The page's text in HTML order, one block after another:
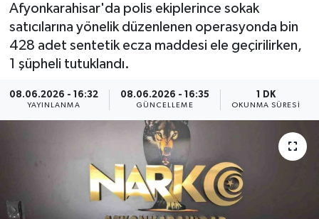
Afyonkarahisar'da polis ekiplerince sokak
satıcılarına yönelik düzenlenen operasyonda bin
428 adet sentetik ecza maddesi ele geçirilirken,
1 şüpheli tutuklandı.
08.06.2026 - 16:32
YAYINLANMA
08.06.2026 - 16:35
GÜNCELLEME
1 DK
OKUNMA SÜRESI
Advertising news
Canlı Maç
ÇEVRE
Haber Arşivi